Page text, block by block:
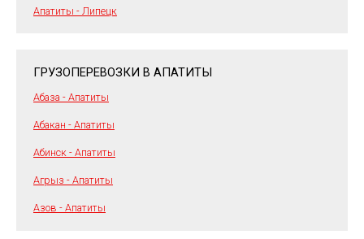
Апатиты - Липецк
ГРУЗОПЕРЕВОЗКИ В АПАТИТЫ
Абаза - Апатиты
Абакан - Апатиты
Абинск - Апатиты
Агрыз - Апатиты
Азов - Апатиты